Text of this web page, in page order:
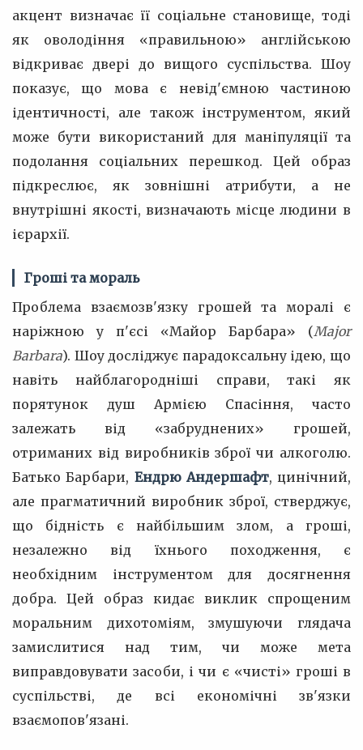
акцент визначає її соціальне становище, тоді
як оволодіння «правильною» англійською
відкриває двері до вищого суспільства. Шоу
показує, що мова є невід'ємною частиною
ідентичності, але також інструментом, який
може бути використаний для маніпуляції та
подолання соціальних перешкод. Цей образ
підкреслює, як зовнішні атрибути, а не
внутрішні якості, визначають місце людини в
ієрархії.
Гроші та мораль
Проблема взаємозв'язку грошей та моралі є
наріжною у п'єсі «Майор Барбара» (Major
Barbara). Шоу досліджує парадоксальну ідею, що
навіть найблагородніші справи, такі як
порятунок душ Армією Спасіння, часто
залежать від «забруднених» грошей,
отриманих від виробників зброї чи алкоголю.
Батько Барбари, Ендрю Андершафт, цинічний,
але прагматичний виробник зброї, стверджує,
що бідність є найбільшим злом, а гроші,
незалежно від їхнього походження, є
необхідним інструментом для досягнення
добра. Цей образ кидає виклик спрощеним
моральним дихотоміям, змушуючи глядача
замислитися над тим, чи може мета
виправдовувати засоби, і чи є «чисті» гроші в
суспільстві, де всі економічні зв'язки
взаємопов'язані.